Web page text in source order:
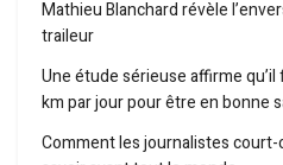
Mathieu Blanchard révèle
traileur
Une étude sérieuse affirme
km par jour pour être en bonne
Comment les journalistes